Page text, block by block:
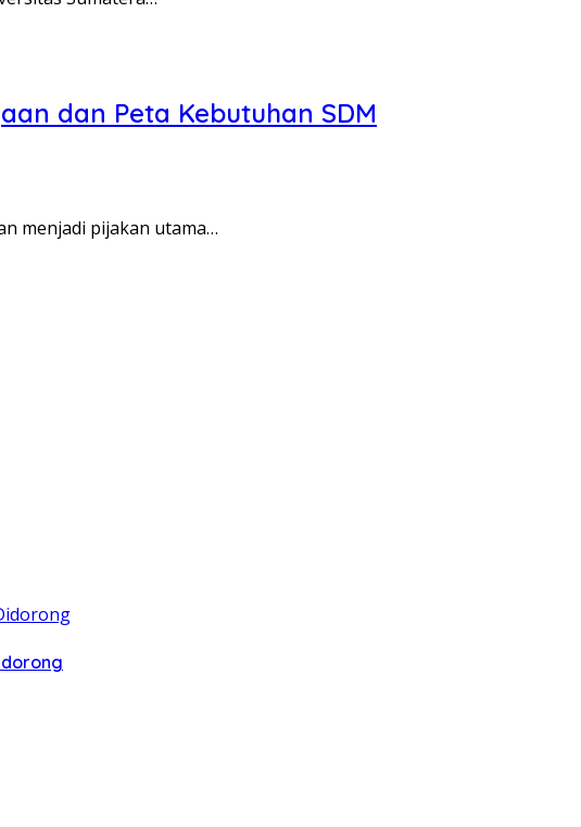
dan Peta Kebutuhan SDM
menjadi pijakan utama…